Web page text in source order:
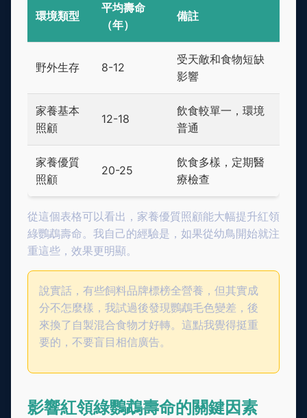
環境類型
平均壽命
（年）
備註
野外生存 8-12
受天敵和食物短缺
影響
家養基本
照顧
12-18
飲食較單一，環境
普通
家養優質
照顧
20-25
飲食多樣，定期醫
療檢查
從這個表格可以看出，家養優質照顧能大幅提升紅領
綠鸚鵡壽命。我自己的經驗是，如果從幼鳥開始就注
重這些，效果更明顯。
說實話，有些飼料品牌標榜全營養，但其實成
分不怎麼樣，我試過後發現鸚鵡毛色變差，後
來換了自製混合食物才好轉。這點我覺得挺重
要的，不要盲目相信廣告。
影響紅領綠鸚鵡壽命的關鍵因素